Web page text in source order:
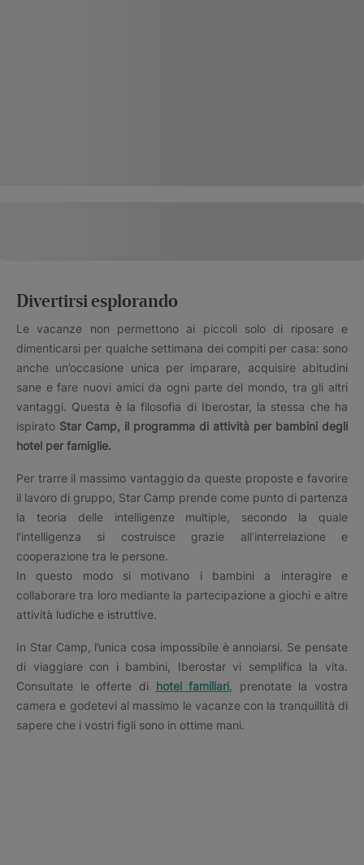
Divertirsi esplorando
Le vacanze non permettono ai piccoli solo di riposare e
dimenticarsi per qualche settimana dei compiti per casa: sono
anche un’occasione unica per imparare, acquisire abitudini
sane e fare nuovi amici da ogni parte del mondo, tra gli altri
vantaggi. Questa è la filosofia di Iberostar, la stessa che ha
ispirato Star Camp, il programma di attività per bambini degli
hotel per famiglie.
Per trarre il massimo vantaggio da queste proposte e favorire
il lavoro di gruppo, Star Camp prende come punto di partenza
la teoria delle intelligenze multiple, secondo la quale
l’intelligenza si costruisce grazie all’interrelazione e
cooperazione tra le persone.
In questo modo si motivano i bambini a interagire e
collaborare tra loro mediante la partecipazione a giochi e altre
attività ludiche e istruttive.
In Star Camp, l’unica cosa impossibile è annoiarsi. Se pensate
di viaggiare con i bambini, Iberostar vi semplifica la vita.
Consultate le offerte di hotel familiari , prenotate la vostra
camera e godetevi al massimo le vacanze con la tranquillità di
sapere che i vostri figli sono in ottime mani.